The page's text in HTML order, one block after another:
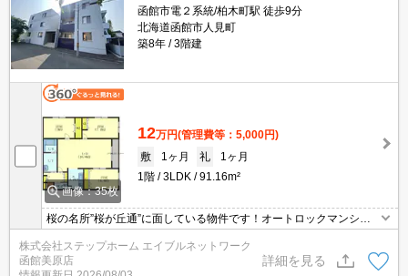
函館市電２系統/柏木町駅 徒歩9分
北海道函館市人見町
築8年
3階建
画像：35枚
12万円(管理費等：5,000円)
敷
1ヶ月 礼
1ヶ月
1階
3LDK 91.16m²
桜の名所”桜が丘通”に面している物件です！オートロックマンショ
株式会社ステップホーム エイブルネットワーク
函館美原店
詳細を見る